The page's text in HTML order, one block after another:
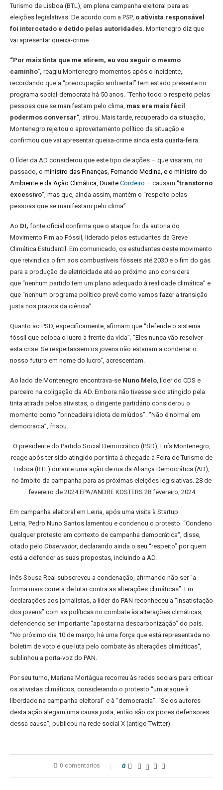
Turismo de Lisboa (BTL), em plena campanha eleitoral para as
eleições legislativas. De acordo com a PSP, o ativista responsável
foi intercetado e detido pelas autoridades. Montenegro diz que
vai apresentar queixa-crime.
“Por mais tinta que me atirem, eu vou seguir o mesmo
caminho”, reagiu Montenegro momentos após o incidente,
recordando que a “preocupação ambiental” tem estado presente no
programa social-democrata há 50 anos. “Tenho todo o respeito pelas
pessoas que se manifestam pelo clima, mas era mais fácil
podermos conversar“, atirou. Mais tarde, recuperado da situação,
Montenegro rejeitou o aproveitamento político da situação e
confirmou que vai apresentar queixa-crime ainda esta quarta-feira.
O líder da AD considerou que este tipo de ações – que visaram, no
passado, o ministro das Finanças, Fernando Medina, e o ministro do
Ambiente e da Ação Climática, Duarte Cordeiro – causam “transtorno
excessivo“, mas que, ainda assim, mantém o “respeito pelas
pessoas que se manifestam pelo clima”.
Ao DI, fonte oficial confirma que o ataque foi da autoria do
Movimento Fim ao Fóssil, liderado pelos estudantes da Greve
Climática Estudantil. Em comunicado, os estudantes deste movimento
que reivindica o fim aos combustíveis fósseis até 2030 e o fim do gás
para a produção de eletricidade até ao próximo ano considera
que “nenhum partido tem um plano adequado à realidade climática” e
que “nenhum programa político prevê como vamos fazer a transição
justa nos prazos da ciência”.
Quanto ao PSD, especificamente, afirmam que “defende o sistema
fóssil que coloca o lucro à frente da vida”. “Eles nunca vão resolver
esta crise. Se respeitassem os jovens não estariam a condenar o
nosso futuro em nome do lucro”, acrescentam.
Ao lado de Montenegro encontrava-se Nuno Melo, líder do CDS e
parceiro na coligação da AD. Embora não tivesse sido atingido pela
tinta atirada pelos ativistas, o dirigente partidário considerou o
momento como “brincadeira idiota de miúdos”. “Não é normal em
democracia”, frisou.
O presidente do Partido Social Democrático (PSD), Luís Montenegro,
reage após ter sido atingido por tinta à chegada à Feira de Turismo de
Lisboa (BTL) durante uma ação de rua da Aliança Democrática (AD),
no âmbito da campanha para as próximas eleições legislativas. 28 de
fevereiro de 2024.EPA/ANDRE KOSTERS 28 fevereiro, 2024
Em campanha eleitoral em Leiria, após uma visita à Startup
Leiria, Pedro Nuno Santos lamentou e condenou o protesto. “Condeno
qualquer protesto em contexto de campanha democrática“, disse,
citado pelo Observador, declarando ainda o seu “respeito” por quem
está a defender as suas propostas, incluindo a AD.
Inês Sousa Real subscreveu a condenação, afirmando não ser “a
forma mais correta de lutar contra as alterações climáticas”. Em
declarações aos jornalistas, a líder do PAN reconheceu a “insatisfação
dos jovens” com as políticas no combate às alterações climáticas,
defendendo ser importante “apostar na descarbonização” do país.
“No próximo dia 10 de março, há uma força que está representada no
boletim de voto e que luta pelo combate às alterações climáticas“,
sublinhou a porta-voz do PAN.
Por seu turno, Mariana Mortágua recorreu às redes sociais para criticar
os ativistas climáticos, considerando o protesto “um ataque à
liberdade na campanha eleitoral” e à “democracia”. “Se os autores
desta ação alegam uma causa justa, então são os piores defensores
dessa causa“, publicou na rede social X (antigo Twitter).
0 comentários 0